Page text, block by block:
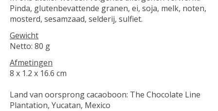
Pinda, glutenbevattende granen, ei, soja, melk, noten,
mosterd, sesamzaad, selderij, sulfiet.
Gewicht
Netto: 80 g
Afmetingen
8 x 1.2 x 16.6 cm
Land van oorsprong cacaoboon: The Chocolate Line
Plantation, Yucatan, Mexico